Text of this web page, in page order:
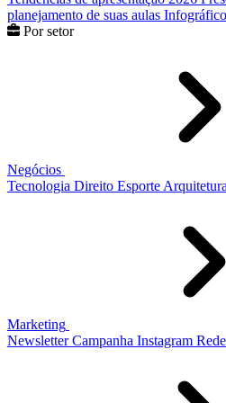
planejamento de suas aulas
Por setor
Negócios
Tecnologia Direito Esporte Arquitetura
Marketing
Newsletter Campanha Instagram